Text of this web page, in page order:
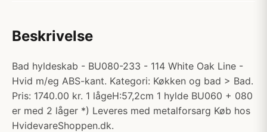
Beskrivelse
Bad hyldeskab - BU080-233 - 114 White Oak Line -
Hvid m/eg ABS-kant. Kategori: Køkken og bad > Bad.
Pris: 1740.00 kr. 1 lågeH:57,2cm 1 hylde BU060 + 080
er med 2 låger *) Leveres med metalforsarg Køb hos
HvidevareShoppen.dk.